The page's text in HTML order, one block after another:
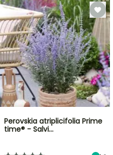
Perovskia atriplicifolia Prime
time® - Salvi…